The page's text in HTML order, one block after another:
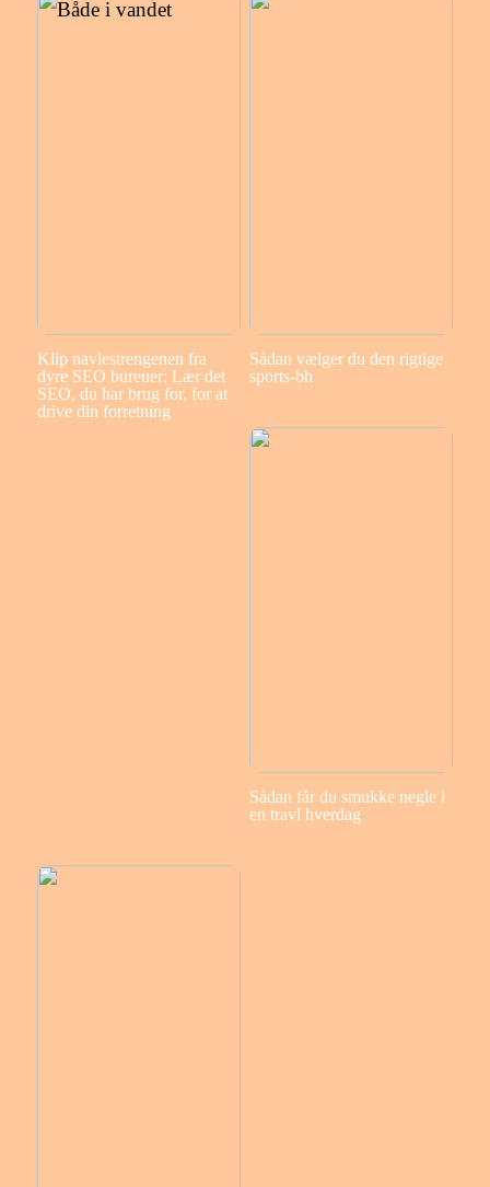
Klip navlestrengenen fra
dyre SEO bureuer: Lær det
SEO, du har brug for, for at
drive din forretning
Sådan vælger du den rigtige
sports-bh
Sådan får du smukke negle i
en travl hverdag